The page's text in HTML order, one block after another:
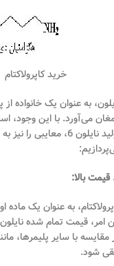
خرید کاپرولاکتام
به عنوان یک خانواده
می‌آورد. با این وجود،
تولید نایلون 6،
به عنوان یک ماده
مقایسه با سایر پلیمرها،
شود.